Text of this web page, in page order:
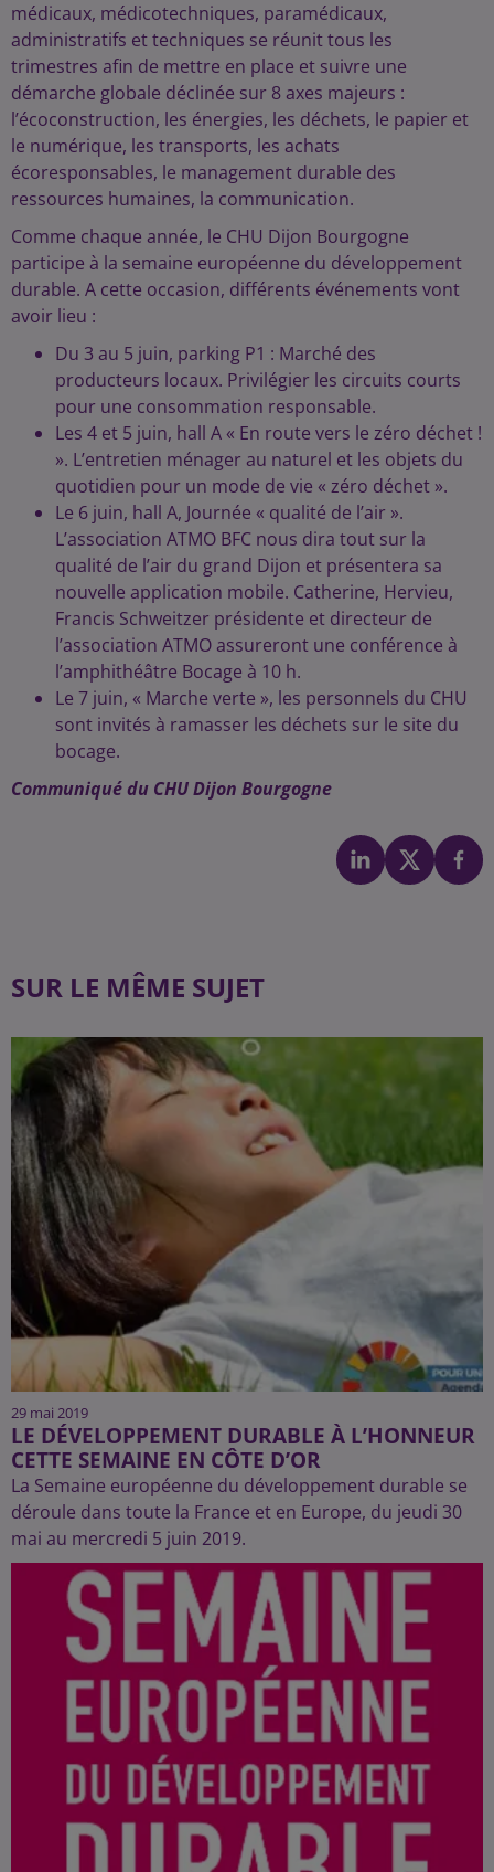
médicaux, médicotechniques, paramédicaux,
administratifs et techniques se réunit tous les
trimestres afin de mettre en place et suivre une
démarche globale déclinée sur 8 axes majeurs :
l’écoconstruction, les énergies, les déchets, le papier et
le numérique, les transports, les achats
écoresponsables, le management durable des
ressources humaines, la communication.
Comme chaque année, le CHU Dijon Bourgogne
participe à la semaine européenne du développement
durable. A cette occasion, différents événements vont
avoir lieu :
Du 3 au 5 juin, parking P1 : Marché des
producteurs locaux. Privilégier les circuits courts
pour une consommation responsable.
Les 4 et 5 juin, hall A « En route vers le zéro déchet !
». L’entretien ménager au naturel et les objets du
quotidien pour un mode de vie « zéro déchet ».
Le 6 juin, hall A, Journée « qualité de l’air ».
L’association ATMO BFC nous dira tout sur la
qualité de l’air du grand Dijon et présentera sa
nouvelle application mobile. Catherine, Hervieu,
Francis Schweitzer présidente et directeur de
l’association ATMO assureront une conférence à
l’amphithéâtre Bocage à 10 h.
Le 7 juin, « Marche verte », les personnels du CHU
sont invités à ramasser les déchets sur le site du
bocage.
Communiqué du CHU Dijon Bourgogne
SUR LE MÊME SUJET
29 mai 2019
LE DÉVELOPPEMENT DURABLE À L’HONNEUR
CETTE SEMAINE EN CÔTE D’OR
La Semaine européenne du développement durable se
déroule dans toute la France et en Europe, du jeudi 30
mai au mercredi 5 juin 2019.